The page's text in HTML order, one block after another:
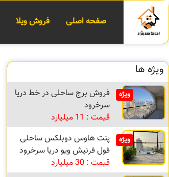
صفحه اصلی فروش ویلا
ویژه ها
ویژه
فروش برج ساحلی در خط دریا
سرخرود
قیمت : 11 میلیارد
ویژه
پنت هاوس دوبلکس ساحلی
فول فرنیش ویو دریا سرخرود
قیمت : 30 میلیارد